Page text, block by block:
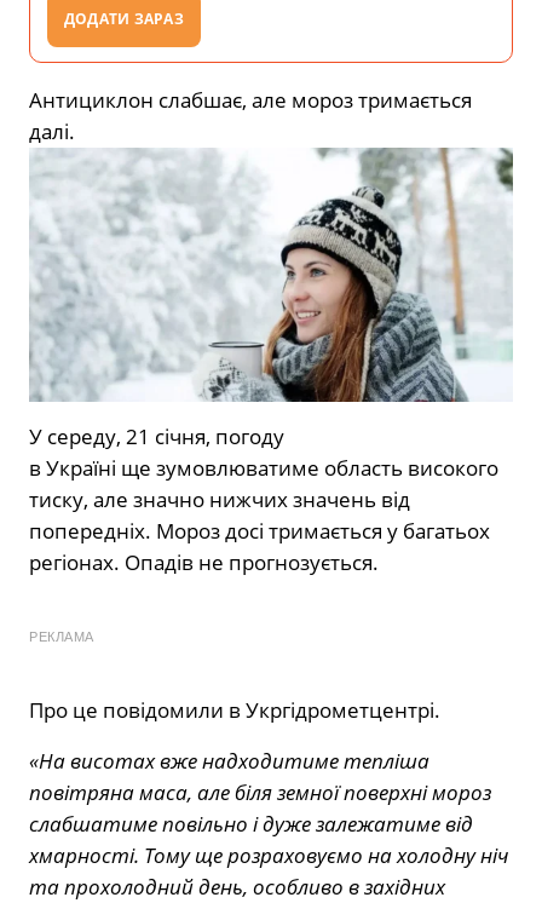
ДОДАТИ ЗАРАЗ
Антициклон слабшає, але мороз тримається
далі.
У середу, 21 січня, погоду
в Україні ще зумовлюватиме область високого
тиску, але значно нижчих значень від
попередніх. Мороз досі тримається у багатьох
регіонах. Опадів не прогнозується.
РЕКЛАМА
Про це повідомили в Укргідрометцентрі.
«На висотах вже надходитиме тепліша
повітряна маса, але біля земної поверхні мороз
слабшатиме повільно і дуже залежатиме від
хмарності. Тому ще розраховуємо на холодну ніч
та прохолодний день, особливо в західних